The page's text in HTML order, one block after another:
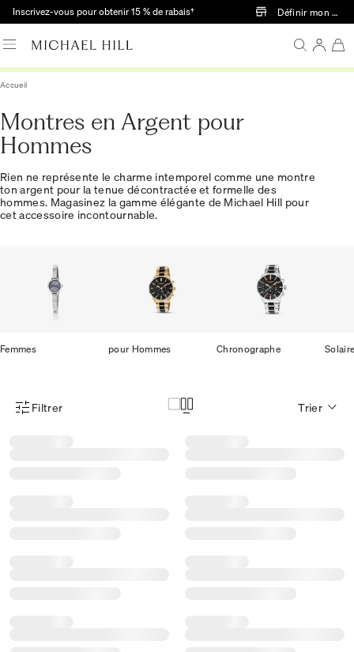
Passer au contenu principal
Inscrivez-vous pour obtenir 15 % de rabais† Définir mon
Accueil
Montres en Argent pour
Hommes
Rien ne représente le charme intemporel comme une montre
ton argent pour la tenue décontractée et formelle des
hommes. Magasinez la gamme élégante de Michael Hill pour
cet accessoire incontournable.
Femmes pour Hommes Chronographe
Menu des filtres d'articles
Filtrer Trier